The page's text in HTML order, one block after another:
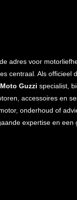
adres voor
centraal. Als officieel
Moto Guzzi specialist,
accessoires en
onderhoud of
expertise en een